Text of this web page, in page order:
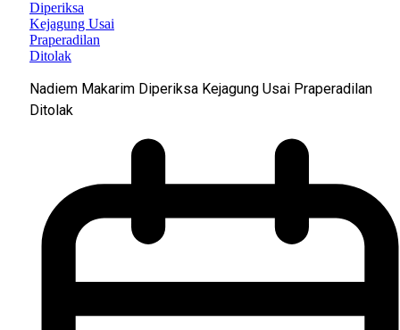
Nadiem Makarim Diperiksa Kejagung Usai Praperadilan
Ditolak